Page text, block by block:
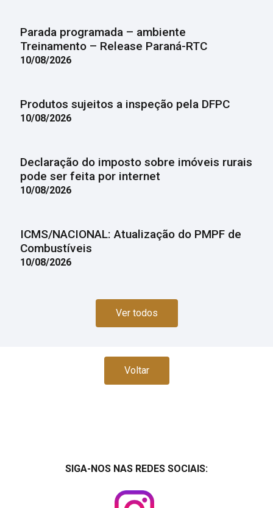
Parada programada – ambiente
Treinamento – Release Paraná-RTC
10/08/2026
Produtos sujeitos a inspeção pela DFPC
10/08/2026
Declaração do imposto sobre imóveis rurais
pode ser feita por internet
10/08/2026
ICMS/NACIONAL: Atualização do PMPF de
Combustíveis
10/08/2026
Ver todos
Voltar
SIGA-NOS NAS REDES SOCIAIS: